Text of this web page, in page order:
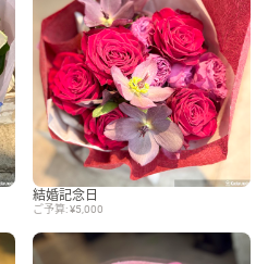
結婚記念日
ご予算: ¥5,000